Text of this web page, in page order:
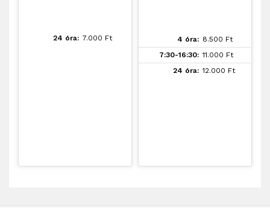
24 óra: 7.000 Ft 4 óra: 8.500 Ft
7:30-16:30: 11.000 Ft
24 óra: 12.000 Ft